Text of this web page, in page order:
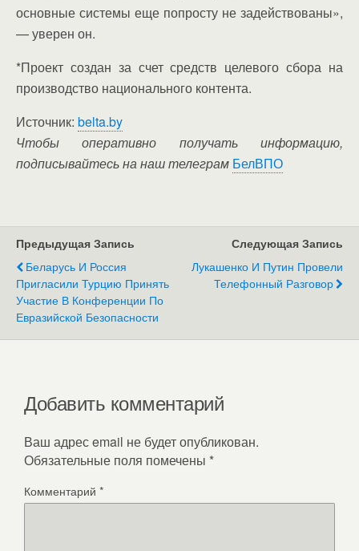
основные системы еще попросту не задействованы»,
— уверен он.
*Проект создан за счет средств целевого сбора на
производство национального контента.
Источник: belta.by
Чтобы оперативно получать информацию,
подписывайтесь на наш телеграм БелВПО
Предыдущая Запись
Беларусь И Россия
Пригласили Турцию Принять
Участие В Конференции По
Евразийской Безопасности
Следующая Запись
Лукашенко И Путин Провели
Телефонный Разговор
Добавить комментарий
Ваш адрес email не будет опубликован.
Обязательные поля помечены *
Комментарий *